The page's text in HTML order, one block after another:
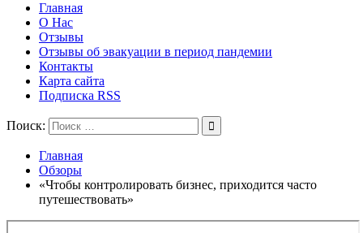
Главная
О Нас
Отзывы
Отзывы об эвакуации в период пандемии
Контакты
Карта сайта
Подписка RSS
Поиск:
Главная
Обзоры
«Чтобы контролировать бизнес, приходится часто
путешествовать»